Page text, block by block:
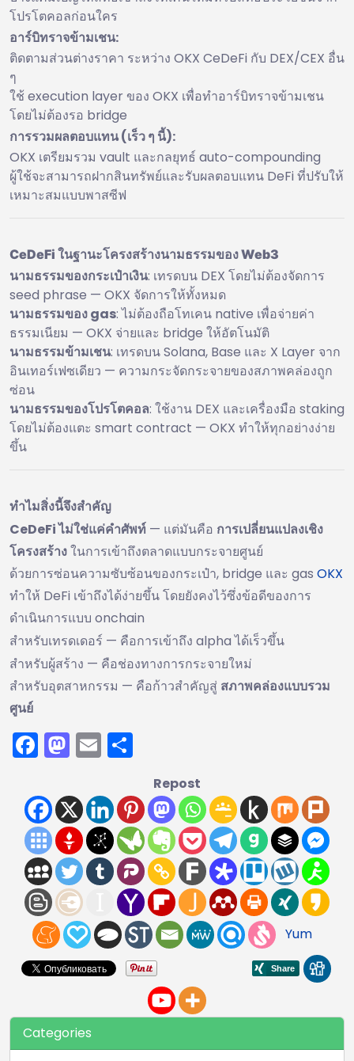
โปรโตคอลก่อนใคร
อาร์บิทราจข้ามเชน:
ติดตามส่วนต่างราคา ระหว่าง OKX CeDeFi กับ DEX/CEX อื่น
ๆ
ใช้ execution layer ของ OKX เพื่อทำอาร์บิทราจข้ามเชน
โดยไม่ต้องรอ bridge
การรวมผลตอบแทน (เร็ว ๆ นี้):
OKX เตรียมรวม vault และกลยุทธ์ auto-compounding
ผู้ใช้จะสามารถฝากสินทรัพย์และรับผลตอบแทน DeFi ที่ปรับให้
เหมาะสมแบบพาสซีฟ
CeDeFi ในฐานะโครงสร้างนามธรรมของ Web3
นามธรรมของกระเป๋าเงิน: เทรดบน DEX โดยไม่ต้องจัดการ
seed phrase — OKX จัดการให้ทั้งหมด
นามธรรมของ gas: ไม่ต้องถือโทเคน native เพื่อจ่ายค่า
ธรรมเนียม — OKX จ่ายและ bridge ให้อัตโนมัติ
นามธรรมข้ามเชน: เทรดบน Solana, Base และ X Layer จาก
อินเทอร์เฟซเดียว — ความกระจัดกระจายของสภาพคล่องถูก
ซ่อน
นามธรรมของโปรโตคอล: ใช้งาน DEX และเครื่องมือ staking
โดยไม่ต้องแตะ smart contract — OKX ทำให้ทุกอย่างง่าย
ขึ้น
ทำไมสิ่งนี้จึงสำคัญ
CeDeFi ไม่ใช่แค่คำศัพท์ — แต่มันคือ การเปลี่ยนแปลงเชิง
โครงสร้างในการเข้าถึงตลาดแบบกระจายศูนย์
ด้วยการซ่อนความซับซ้อนของกระเป๋า, bridge และ gas OKX
ทำให้ DeFi เข้าถึงได้ง่ายขึ้น โดยยังคงไว้ซึ่งข้อดีของการ
ดำเนินการแบบ onchain
สำหรับเทรดเดอร์ — คือการเข้าถึง alpha ได้เร็วขึ้น
สำหรับผู้สร้าง — คือช่องทางการกระจายใหม่
สำหรับอุตสาหกรรม — คือก้าวสำคัญสู่ สภาพคล่องแบบรวม
ศูนย์
Facebook
Mastodon
Email
Repost
Yum
Categories